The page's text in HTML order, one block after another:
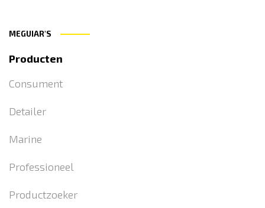
MEGUIAR'S
Producten
Consument
Detailer
Marine
Professioneel
Productzoeker